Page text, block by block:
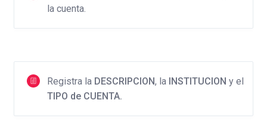
la cuenta.
Registra la DESCRIPCION, la INSTITUCION y el
TIPO de CUENTA.